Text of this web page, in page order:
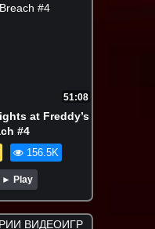
51:08
at Freddy’s
#4
156.5K
► Play